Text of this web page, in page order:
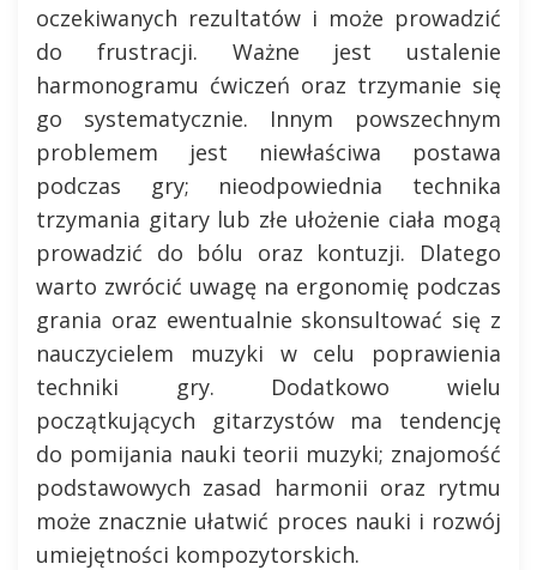
oczekiwanych rezultatów i może prowadzić
do frustracji. Ważne jest ustalenie
harmonogramu ćwiczeń oraz trzymanie się
go systematycznie. Innym powszechnym
problemem jest niewłaściwa postawa
podczas gry; nieodpowiednia technika
trzymania gitary lub złe ułożenie ciała mogą
prowadzić do bólu oraz kontuzji. Dlatego
warto zwrócić uwagę na ergonomię podczas
grania oraz ewentualnie skonsultować się z
nauczycielem muzyki w celu poprawienia
techniki gry. Dodatkowo wielu
początkujących gitarzystów ma tendencję
do pomijania nauki teorii muzyki; znajomość
podstawowych zasad harmonii oraz rytmu
może znacznie ułatwić proces nauki i rozwój
umiejętności kompozytorskich.